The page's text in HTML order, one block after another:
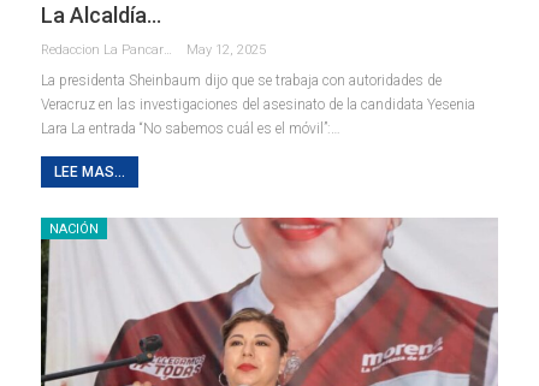
La Alcaldía…
Redaccion La Pancarta De Quintana Roo May 12, 2025
La presidenta Sheinbaum dijo que se trabaja con autoridades de
Veracruz en las investigaciones del asesinato de la candidata Yesenia
Lara La entrada “No sabemos cuál es el móvil”:…
LEE MAS...
NACIÓN